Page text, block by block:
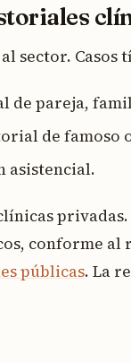
sector. Casos
de pareja,
de famoso
asistencial.
clínicas
conforme al
públicas. La